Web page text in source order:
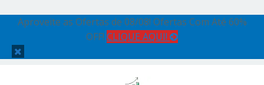
Aproveite as Ofertas de 08/08! Ofertas Com Até 60%
OFF! CLIQUE AQUI!